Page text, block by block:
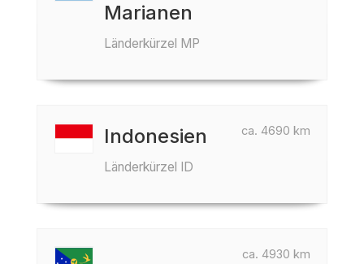
Marianen
Länderkürzel MP
ca. 4690 km
Indonesien
Länderkürzel ID
ca. 4930 km